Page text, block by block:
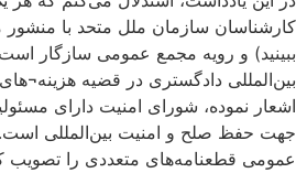
ببینید) و رویه مجمع عمومی سازگار
اشعار نموده، شورای امنیت دارای
جهت حفظ صلح و امنیت بین‌المللی
عمومی قطعنامه‌های متعددی را تصویب